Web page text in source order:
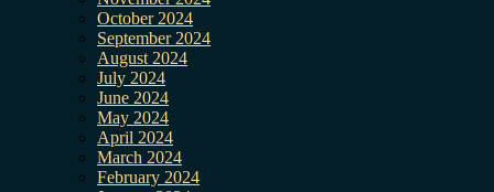
October 2024
September 2024
August 2024
July 2024
June 2024
May 2024
April 2024
March 2024
February 2024